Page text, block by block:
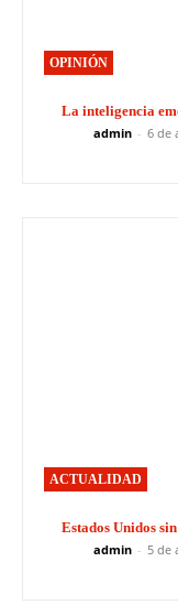
OPINIÓN
La inteligencia
admin - 6 de
ACTUALIDAD
Estados Unidos
admin - 5 de